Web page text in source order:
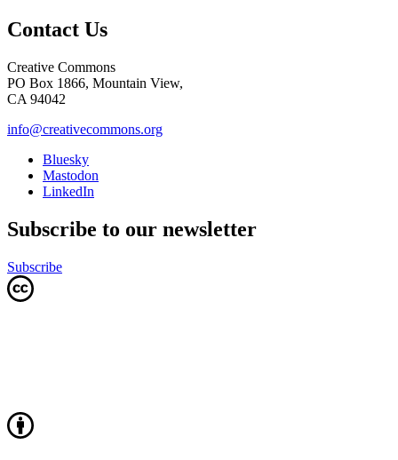
Contact Us
Creative Commons
PO Box 1866, Mountain View,
CA 94042
info@creativecommons.org
Bluesky
Mastodon
LinkedIn
Subscribe to our newsletter
Subscribe